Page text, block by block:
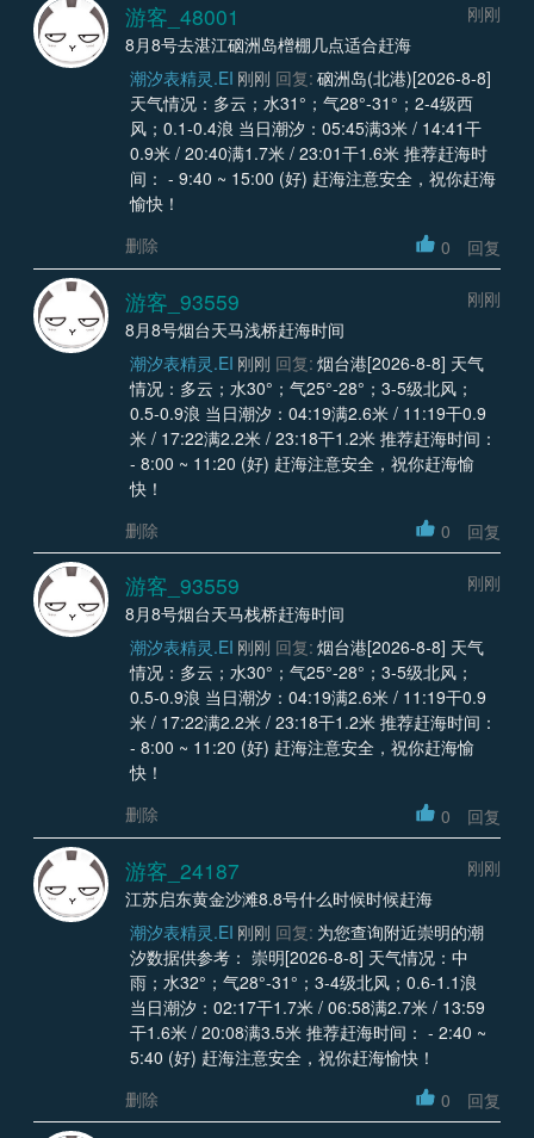
游客_48001
刚刚
8月8号去湛江硇洲岛橧棚几点适合赶海
潮汐表精灵.EI 刚刚 回复: 硇洲岛(北港)[2026-8-8]
天气情况：多云；水31°；气28°-31°；2-4级西
风；0.1-0.4浪 当日潮汐：05:45满3米 / 14:41干
0.9米 / 20:40满1.7米 / 23:01干1.6米 推荐赶海时
间： - 9:40 ~ 15:00 (好) 赶海注意安全，祝你赶海
愉快！
删除
0 回复
游客_93559
刚刚
8月8号烟台天马浅桥赶海时间
潮汐表精灵.EI 刚刚 回复: 烟台港[2026-8-8] 天气
情况：多云；水30°；气25°-28°；3-5级北风；
0.5-0.9浪 当日潮汐：04:19满2.6米 / 11:19干0.9
米 / 17:22满2.2米 / 23:18干1.2米 推荐赶海时间：
- 8:00 ~ 11:20 (好) 赶海注意安全，祝你赶海愉
快！
删除
0 回复
游客_93559
刚刚
8月8号烟台天马栈桥赶海时间
潮汐表精灵.EI 刚刚 回复: 烟台港[2026-8-8] 天气
情况：多云；水30°；气25°-28°；3-5级北风；
0.5-0.9浪 当日潮汐：04:19满2.6米 / 11:19干0.9
米 / 17:22满2.2米 / 23:18干1.2米 推荐赶海时间：
- 8:00 ~ 11:20 (好) 赶海注意安全，祝你赶海愉
快！
删除
0 回复
游客_24187
刚刚
江苏启东黄金沙滩8.8号什么时候时候赶海
潮汐表精灵.EI 刚刚 回复: 为您查询附近崇明的潮
汐数据供参考： 崇明[2026-8-8] 天气情况：中
雨；水32°；气28°-31°；3-4级北风；0.6-1.1浪
当日潮汐：02:17干1.7米 / 06:58满2.7米 / 13:59
干1.6米 / 20:08满3.5米 推荐赶海时间： - 2:40 ~
5:40 (好) 赶海注意安全，祝你赶海愉快！
删除
0 回复